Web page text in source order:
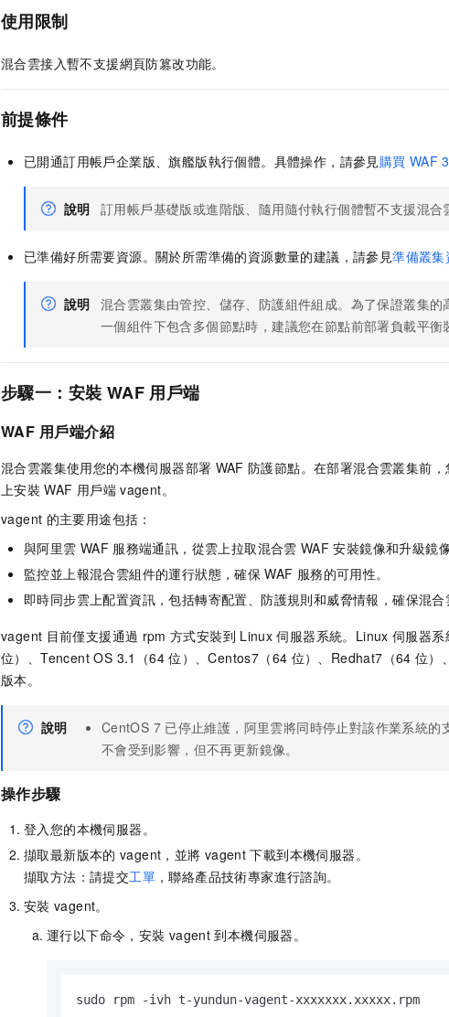
使用限制
混合雲接入暫不支援網頁防篡改功能。
前提條件
已開通訂用帳戶企業版、旗艦版執行個體。具體操作，請參見購買 WAF
說明 訂用帳戶基礎版或進階版、隨用隨付執行個體暫不支援混合
已準備好所需要資源。關於所需準備的資源數量的建議，請參見準備叢集
說明 混合雲叢集由管控、儲存、防護組件組成。為了保證叢集的
一個組件下包含多個節點時，建議您在節點前部署負載平衡
步驟一：安裝 WAF 用戶端
WAF 用戶端介紹
混合雲叢集使用您的本機伺服器部署 WAF 防護節點。在部署混合雲叢集前
上安裝 WAF 用戶端 vagent。
vagent 的主要用途包括：
與阿里雲 WAF 服務端通訊，從雲上拉取混合雲 WAF 安裝鏡像和升級鏡像
監控並上報混合雲組件的運行狀態，確保 WAF 服務的可用性。
即時同步雲上配置資訊，包括轉寄配置、防護規則和威脅情報，確保混合
vagent 目前僅支援通過 rpm 方式安裝到 Linux 伺服器系統。Linux 伺服器系
位）、Tencent OS 3.1（64 位）、Centos7（64 位）、Redhat7（64 位）
版本。
說明 CentOS 7 已停止維護，阿里雲將同時停止對該作業系統的
不會受到影響，但不再更新鏡像。
操作步驟
登入您的本機伺服器。
擷取最新版本的 vagent，並將 vagent 下載到本機伺服器。
擷取方法： 請提交工單 ，聯絡產品技術專家進行諮詢。
安裝 vagent。
運行以下命令，安裝 vagent 到本機伺服器。
sudo rpm -ivh t-yundun-vagent-xxxxxxx.xxxxx.rpm